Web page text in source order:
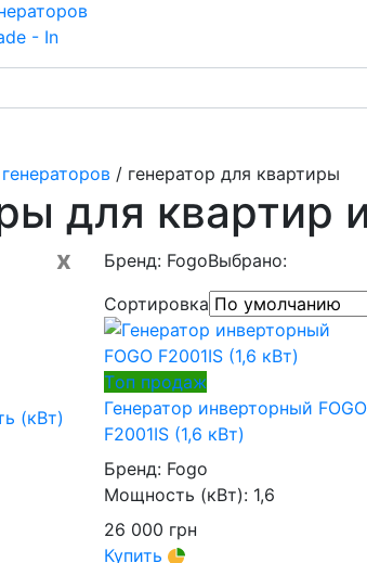
- In
/ генератор для квартиры
для квартир
x
(кВт)
Бренд: FogoВыбрано:
Сортировка
Tоп продаж
Генератор инверторный FOGO
F2001IS (1,6 кВт)
Бренд: Fogo
Мощность (кВт): 1,6
26 000 грн
Купить